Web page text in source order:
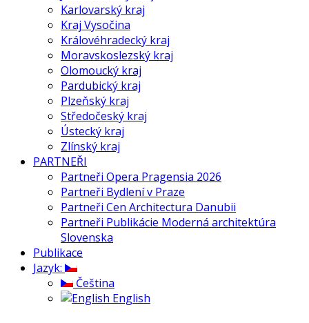
Karlovarský kraj
Kraj Vysočina
Královéhradecký kraj
Moravskoslezský kraj
Olomoucký kraj
Pardubický kraj
Plzeňský kraj
Středočeský kraj
Ústecký kraj
Zlínský kraj
PARTNEŘI
Partneři Opera Pragensia 2026
Partneři Bydlení v Praze
Partneři Cen Architectura Danubii
Partneři Publikácie Moderná architektúra
Slovenska
Publikace
Jazyk:
Čeština
English